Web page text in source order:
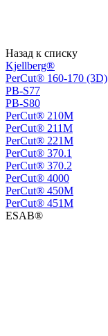
Назад к списку
Kjellberg®
PerCut® 160-170 (3D)
PB-S77
PB-S80
PerСut® 210M
PerСut® 211M
PerСut® 221M
PerСut® 370.1
PerСut® 370.2
PerСut® 4000
PerСut® 450M
PerСut® 451M
ESAB®